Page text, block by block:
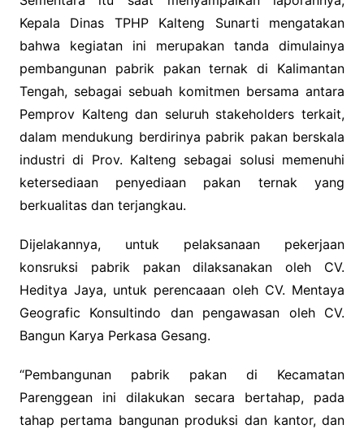
Kepala Dinas TPHP Kalteng Sunarti mengatakan
bahwa kegiatan ini merupakan tanda dimulainya
pembangunan pabrik pakan ternak di Kalimantan
Tengah, sebagai sebuah komitmen bersama antara
Pemprov Kalteng dan seluruh stakeholders terkait,
dalam mendukung berdirinya pabrik pakan berskala
industri di Prov. Kalteng sebagai solusi memenuhi
ketersediaan penyediaan pakan ternak yang
berkualitas dan terjangkau.
Dijelakannya, untuk pelaksanaan pekerjaan
konsruksi pabrik pakan dilaksanakan oleh CV.
Heditya Jaya, untuk perencaaan oleh CV. Mentaya
Geografic Konsultindo dan pengawasan oleh CV.
Bangun Karya Perkasa Gesang.
“Pembangunan pabrik pakan di Kecamatan
Parenggean ini dilakukan secara bertahap, pada
tahap pertama bangunan produksi dan kantor, dan